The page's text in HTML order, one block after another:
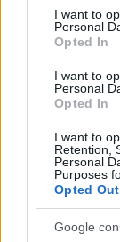
consent section.
I want to
Personal
Opted In
I want to
Personal
Opted In
I want to
Retention,
Personal
Purposes
Opted Out
Google
Κλείνοντας, η
Οικογένειας
πολιτική που
Το πρόγραμμα
ετών και σε
δίνοντάς
βασικές
χρήση
συναλλαγές